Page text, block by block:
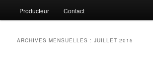
au
au
Producteur Contact
ARCHIVES MENSUELLES :JUILLET 2015